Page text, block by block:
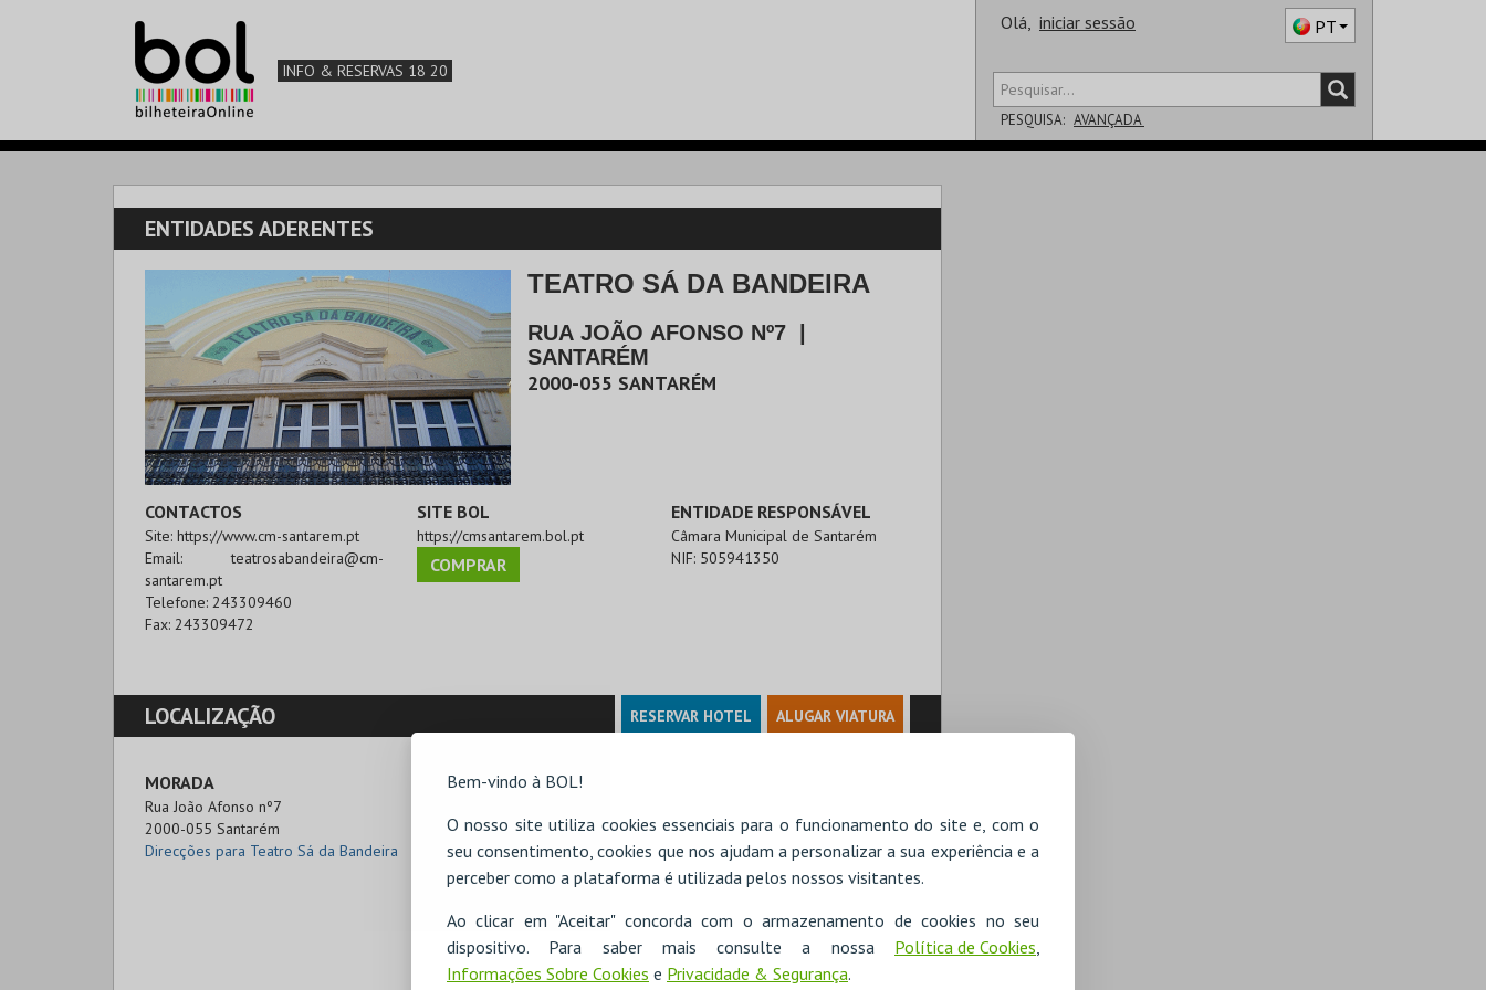
Bem-vindo à BOL!
O nosso site utiliza cookies essenciais para o funcionamento do site e, com o
seu consentimento, cookies que nos ajudam a personalizar a sua experiência e a
perceber como a plataforma é utilizada pelos nossos visitantes.
Ao clicar em "Aceitar" concorda com o armazenamento de cookies no seu
dispositivo. Para saber mais consulte a nossa Política de Cookies,
Informações Sobre Cookies e Privacidade & Segurança.
INFO & RESERVAS 18 20
Olá, iniciar sessão PT
PESQUISA: AVANÇADA
ENTIDADES ADERENTES
TEATRO SÁ DA BANDEIRA
RUA JOÃO AFONSO Nº7
SANTARÉM
2000-055 SANTARÉM
CONTACTOS
Site: https://www.cm-santarem.pt
Email:teatrosabandeira@cm-
santarem.pt
Telefone: 243309460
Fax: 243309472
SITE BOL
https://cmsantarem.bol.pt
COMPRAR
ENTIDADE RESPONSÁVEL
Câmara Municipal de Santarém
NIF: 505941350
LOCALIZAÇÃO RESERVAR HOTEL ALUGAR VIATURA
MORADA
Rua João Afonso nº7
2000-055 Santarém
Direcções para Teatro Sá da Bandeira